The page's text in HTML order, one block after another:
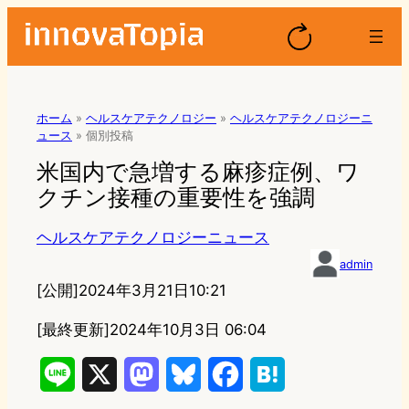
ホーム » ヘルスケアテクノロジー » ヘルスケアテクノロジーニ
ュース » 個別投稿
米国内で急増する麻疹症例、ワ
クチン接種の重要性を強調
ヘルスケアテクノロジーニュース
admin
[公開]2024年3月21日10:21
[最終更新]2024年10月3日 06:04